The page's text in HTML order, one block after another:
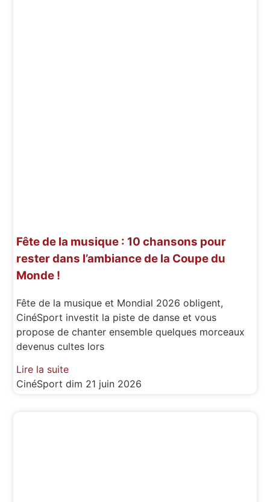
Fête de la musique : 10 chansons pour
rester dans l’ambiance de la Coupe du
Monde !
Fête de la musique et Mondial 2026 obligent,
CinéSport investit la piste de danse et vous
propose de chanter ensemble quelques morceaux
devenus cultes lors
Lire la suite
CinéSportdim 21 juin 2026